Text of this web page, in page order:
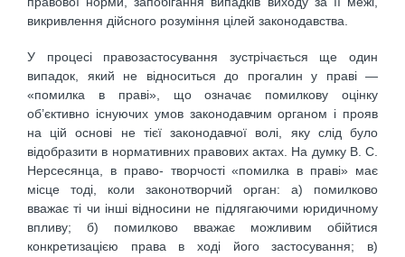
викривлення дійсного розуміння цілей законодавства.
У процесі правозастосування зустрічається ще один
випадок, який не відноситься до прогалин у праві —
«помилка в праві», що означає помилкову оцінку
об’єктивно існуючих умов законодавчим органом і прояв
на цій основі не тієї законодавчої волі, яку слід було
відобразити в нормативних правових актах. На думку В. С.
Нерсесянца, в право- творчості «помилка в праві» має
місце тоді, коли законотворчий орган: а) помилково
вважає ті чи інші відносини не підлягаючими юридичному
впливу; б) помилково вважає можливим обійтися
конкретизацією права в ході його застосування; в)